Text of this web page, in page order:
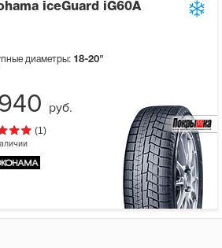
iceGuard iG60A
диаметры: 18-20"
руб.
(1)